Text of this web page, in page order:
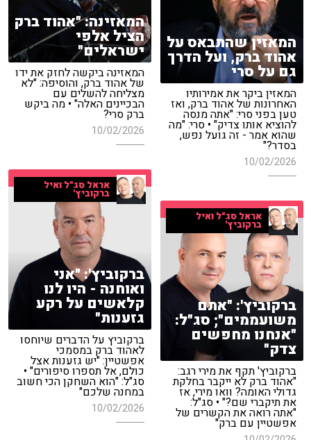
המאזינה: "אהוד ברק
הציל אלפי
ישראלים"
המאזינה ביקשה לחזק את ידו
של אהוד ברק, והוסיפה: "לא
מצליחה להשלים עם
הבכיינים האלה" • מה ביקש
ברק סרי?
10/02/2026
המאזין שהתבאס על
אהוד ברק, ועל הדרך
גם על סרי
המאזין ביקר את אמירותיו
האחרונות של אהוד ברק, ואז
טען בפני סרי: "אתה מנסה
להוציא אותו צדיק" • סרי: "מה
שהוא אמר - זה גועל נפש,
בסדר?"
10/02/2026
אראל סג"ל ואיל
ברקוביץ'
ברקוביץ': "אני
ואוחנה - היו לנו
קלאשים על רקע
גזענות"
ברקוביץ על הדברים שיוחסו
לאהוד ברק במסמכי
אפשטיין: "יש גזענות אצל
כולם, אל תספרו סיפורים" •
סג"ל: "הוא השחקן הכי חשוב
במחנה שלכם"
10/02/2026
אראל סג"ל ואיל
ברקוביץ'
ברקוביץ': "אתם
משועממים"; סג"ל:
"אנחנו מחפשים
צדק"
ברקוביץ' תקף את מירי רגב:
"אהוד ברק לא ייקבר בחלקת
גדולי האומה? וואו מירי, אז
את תיקברי שם?" • סג"ל:
"אתה רואה את הקשרים של
אפשטיין עם ברק"